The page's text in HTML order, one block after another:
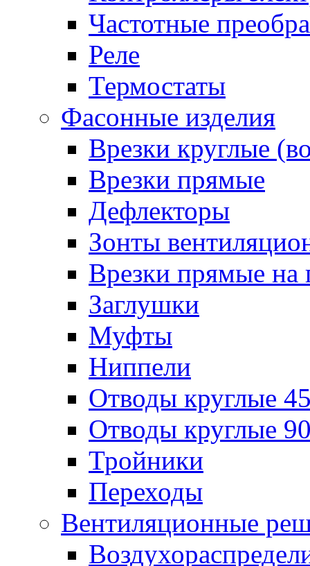
Частотные
Реле
Термостаты
Фасонные изделия
Врезки круглые
Врезки прямые
Дефлекторы
Зонты
Врезки прямые на
Заглушки
Муфты
Ниппели
Отводы круглые
Отводы круглые
Тройники
Переходы
Вентиляционные